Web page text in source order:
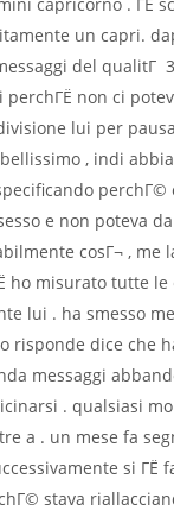
capricorno . ГЁ
un capri.
del qualitГ
perchГЁ non ci
lui per
, indi
perchГ©
e non poteva
cosГ¬ , me
ho misurato tutte le
lui . ha smesso
risponde dice che
messaggi
. qualsiasi
a . un mese fa
si ГЁ
stava